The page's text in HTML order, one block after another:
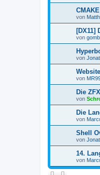
von
[DX11]
von
von
von
Die
von
Die
von
Shell
von
14.
von